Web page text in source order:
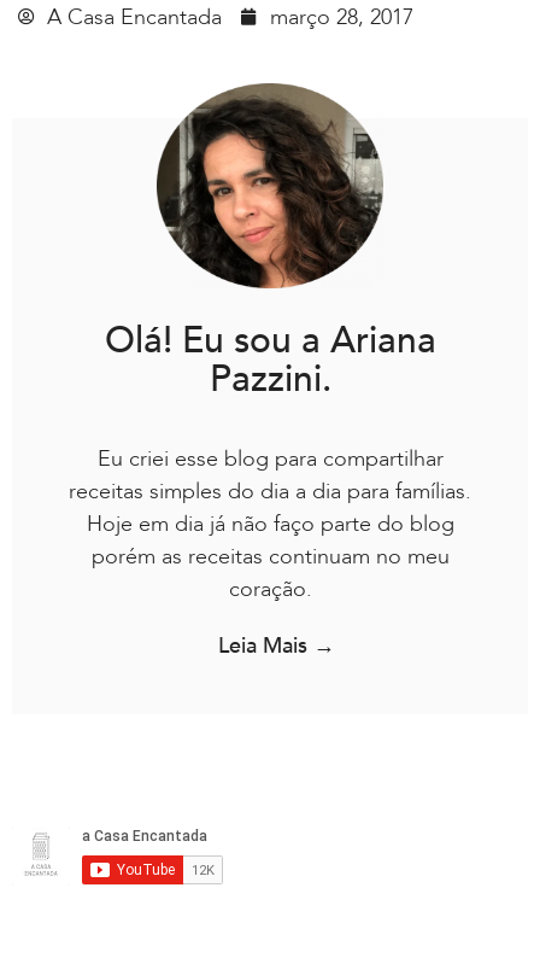
A Casa Encantada
março 28, 2017
Olá! Eu sou a Ariana
Pazzini.
Eu criei esse blog para compartilhar
receitas simples do dia a dia para famílias.
Hoje em dia já não faço parte do blog
porém as receitas continuam no meu
coração.
Leia Mais →